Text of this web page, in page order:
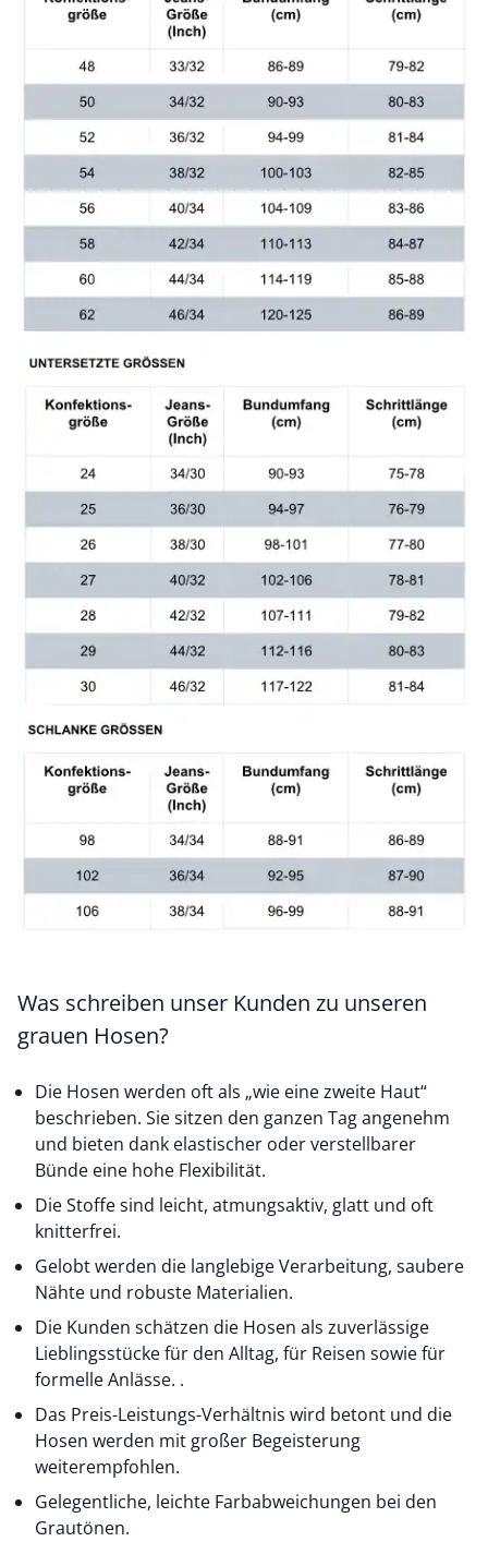
Was schreiben unser Kunden zu unseren
grauen Hosen?
Die Hosen werden oft als „wie eine zweite Haut“
beschrieben. Sie sitzen den ganzen Tag angenehm
und bieten dank elastischer oder verstellbarer
Bünde eine hohe Flexibilität.
Die Stoffe sind leicht, atmungsaktiv, glatt und oft
knitterfrei.
Gelobt werden die langlebige Verarbeitung, saubere
Nähte und robuste Materialien.
Die Kunden schätzen die Hosen als zuverlässige
Lieblingsstücke für den Alltag, für Reisen sowie für
formelle Anlässe. .
Das Preis-Leistungs-Verhältnis wird betont und die
Hosen werden mit großer Begeisterung
weiterempfohlen.
Gelegentliche, leichte Farbabweichungen bei den
Grautönen.